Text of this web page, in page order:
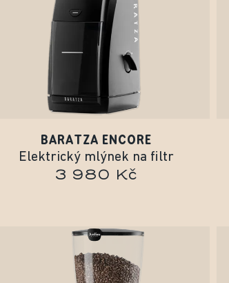
BARATZA ENCORE
Elektrický mlýnek na filtr
3 980 Kč